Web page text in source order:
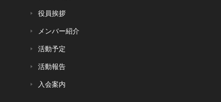
役員挨拶
メンバー紹介
活動予定
活動報告
入会案内